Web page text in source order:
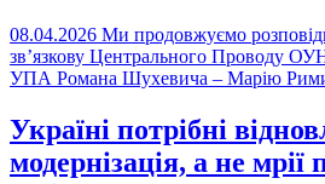
08.04.2026 Ми продовжуємо
зв’язкову Центрального Проводу
УПА Романа Шухевича – Марію
Україні потрібні
модернізація, а не мрії